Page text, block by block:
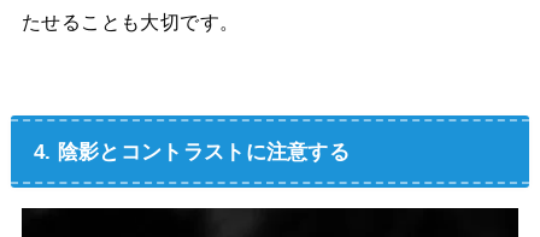
たせることも大切です。
4. 陰影とコントラストに注意する